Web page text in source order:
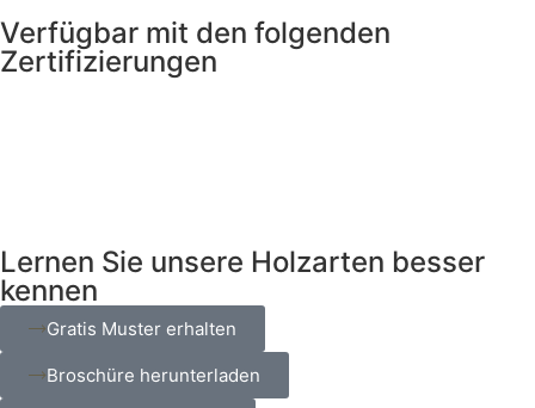
Verfügbar mit den folgenden
Zertifizierungen
Lernen Sie unsere Holzarten besser
kennen
Gratis Muster erhalten
Broschüre herunterladen